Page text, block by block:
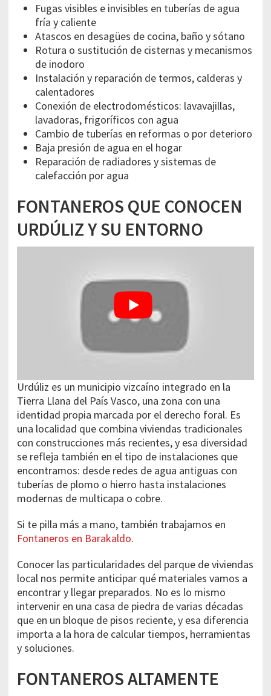
Fugas visibles e invisibles en tuberías de agua
fría y caliente
Atascos en desagües de cocina, baño y sótano
Rotura o sustitución de cisternas y mecanismos
de inodoro
Instalación y reparación de termos, calderas y
calentadores
Conexión de electrodomésticos: lavavajillas,
lavadoras, frigoríficos con agua
Cambio de tuberías en reformas o por deterioro
Baja presión de agua en el hogar
Reparación de radiadores y sistemas de
calefacción por agua
FONTANEROS QUE CONOCEN
URDÚLIZ Y SU ENTORNO
Urdúliz es un municipio vizcaíno integrado en la
Tierra Llana del País Vasco, una zona con una
identidad propia marcada por el derecho foral. Es
una localidad que combina viviendas tradicionales
con construcciones más recientes, y esa diversidad
se refleja también en el tipo de instalaciones que
encontramos: desde redes de agua antiguas con
tuberías de plomo o hierro hasta instalaciones
modernas de multicapa o cobre.
Si te pilla más a mano, también trabajamos en
Fontaneros en Barakaldo.
Conocer las particularidades del parque de viviendas
local nos permite anticipar qué materiales vamos a
encontrar y llegar preparados. No es lo mismo
intervenir en una casa de piedra de varias décadas
que en un bloque de pisos reciente, y esa diferencia
importa a la hora de calcular tiempos, herramientas
y soluciones.
FONTANEROS ALTAMENTE